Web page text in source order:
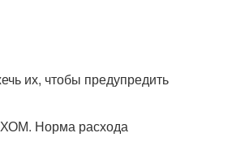
их, чтобы предупредить
ХОМ. Норма расхода